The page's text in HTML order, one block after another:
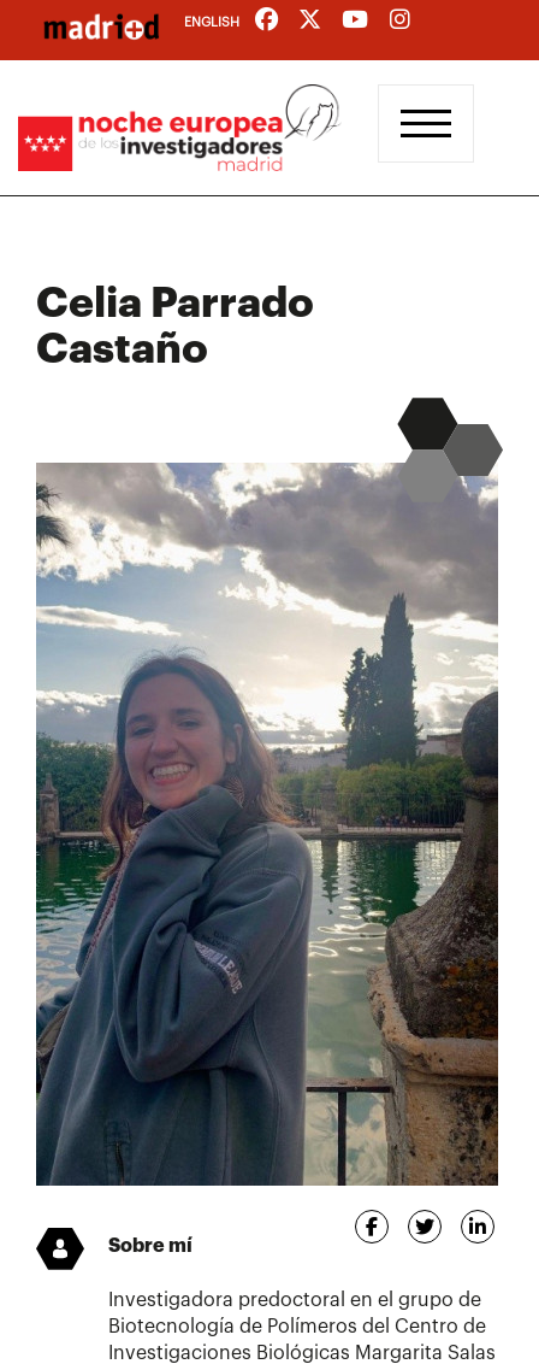
contenido
ENGLISH
Celia Parrado
Castaño
Sobre mí
Investigadora predoctoral en el grupo de
Biotecnología de Polímeros del Centro de
Investigaciones Biológicas Margarita Salas